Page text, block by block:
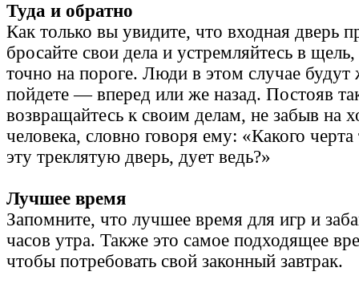
Туда и обратно
Как только вы увидите, что входная дверь
бросайте свои дела и устремляйтесь в
точно на пороге. Люди в этом случае
пойдете — вперед или же назад. Постояв
возвращайтесь к своим делам, не забыв на
человека, словно говоря ему: «Какого
эту треклятую дверь, дует ведь?»
Лучшее время
Запомните, что лучшее время для игр и
часов утра. Также это самое подходящее
чтобы потребовать свой законный завтрак.